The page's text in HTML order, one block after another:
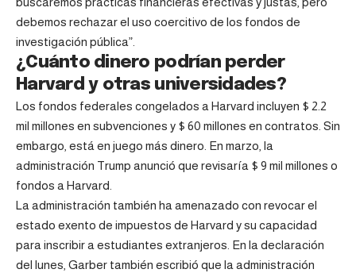
debemos rechazar el uso coercitivo de los fondos de
investigación pública”.
¿Cuánto dinero podrían perder
Harvard y otras universidades?
Los fondos federales congelados a Harvard incluyen $ 2.2
mil millones en subvenciones y $ 60 millones en contratos. Sin
embargo, está en juego más dinero. En marzo, la
administración Trump anunció que revisaría $ 9 mil millones o
fondos a Harvard.
La administración también ha amenazado con revocar el
estado exento de impuestos de Harvard y su capacidad
para inscribir a estudiantes extranjeros. En la declaración
del lunes, Garber también escribió que la administración